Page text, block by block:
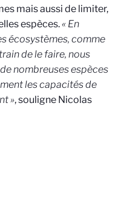
mais aussi de limiter,
espèces.« En
écosystèmes, comme
de le faire, nous
nombreuses espèces
les capacités de
», souligne Nicolas